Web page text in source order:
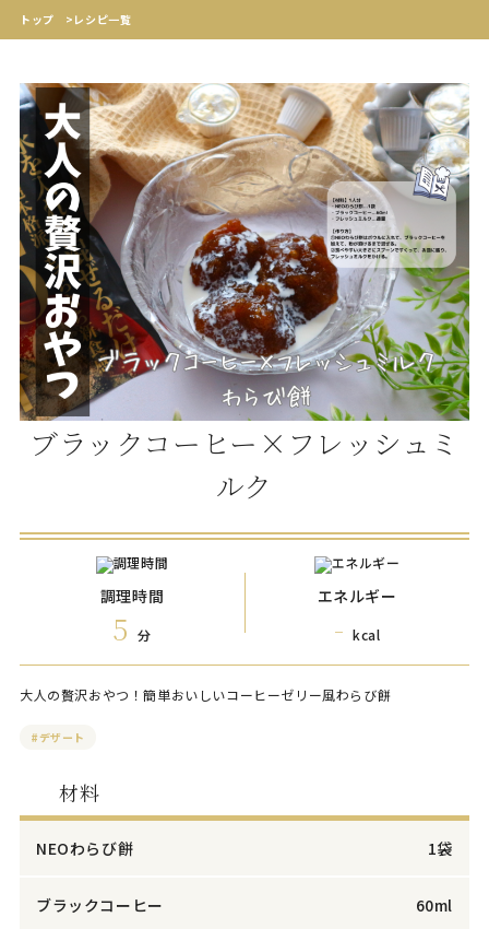
トップ > レシピ一覧
ブラックコーヒー×フレッシュミ
ルク
調理時間
5分
エネルギー
- kcal
大人の贅沢おやつ！簡単おいしいコーヒーゼリー風わらび餅
#デザート
材料
NEOわらび餅 1袋
ブラックコーヒー 60ml